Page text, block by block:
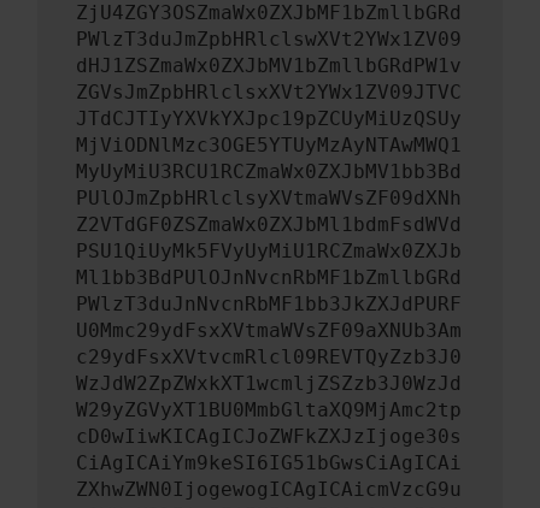
ZjU4ZGY3OSZmaWx0ZXJbMF1bZmllbGRd
PWlzT3duJmZpbHRlclswXVt2YWx1ZV09
dHJ1ZSZmaWx0ZXJbMV1bZmllbGRdPW1v
ZGVsJmZpbHRlclsxXVt2YWx1ZV09JTVC
JTdCJTIyYXVkYXJpc19pZCUyMiUzQSUy
MjViODNlMzc3OGE5YTUyMzAyNTAwMWQ1
MyUyMiU3RCU1RCZmaWx0ZXJbMV1bb3Bd
PUlOJmZpbHRlclsyXVtmaWVsZF09dXNh
Z2VTdGF0ZSZmaWx0ZXJbMl1bdmFsdWVd
PSU1QiUyMk5FVyUyMiU1RCZmaWx0ZXJb
Ml1bb3BdPUlOJnNvcnRbMF1bZmllbGRd
PWlzT3duJnNvcnRbMF1bb3JkZXJdPURF
U0Mmc29ydFsxXVtmaWVsZF09aXNUb3Am
c29ydFsxXVtvcmRlcl09REVTQyZzb3J0
WzJdW2ZpZWxkXT1wcmljZSZzb3J0WzJd
W29yZGVyXT1BU0MmbGltaXQ9MjAmc2tp
cD0wIiwKICAgICJoZWFkZXJzIjoge30s
CiAgICAiYm9keSI6IG51bGwsCiAgICAi
ZXhwZWN0IjogewogICAgICAicmVzcG9u